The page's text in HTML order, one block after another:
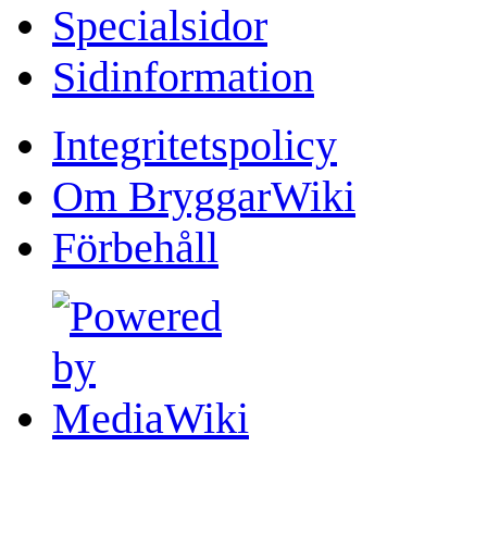
Specialsidor
Sidinformation
Integritetspolicy
Om BryggarWiki
Förbehåll